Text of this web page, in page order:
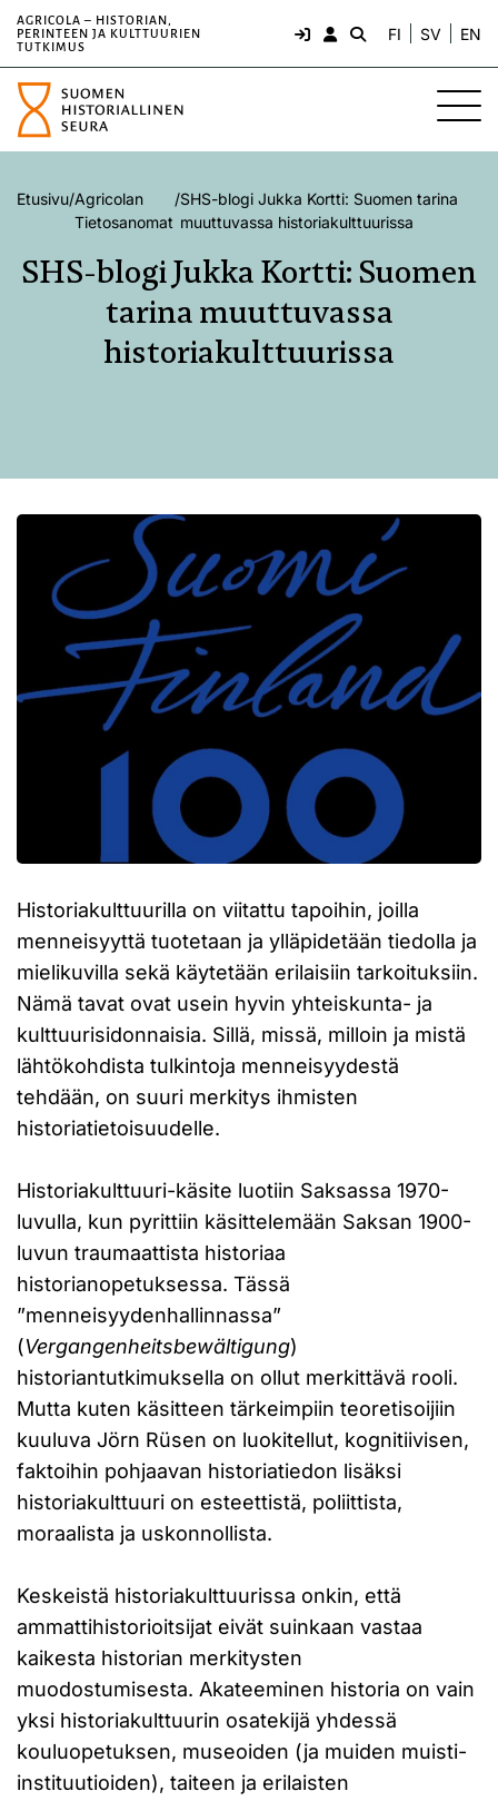
AGRICOLA – HISTORIAN,
PERINTEEN JA KULTTUURIEN
TUTKIMUS
FI SV EN
Etusivu/Agricolan
Tietosanomat
/SHS-blogi Jukka Kortti: Suomen tarina
muuttuvassa historiakulttuurissa
SHS-blogi Jukka Kortti: Suomen
tarina muuttuvassa
historiakulttuurissa
Historiakulttuurilla on viitattu tapoihin, joilla
menneisyyttä tuotetaan ja ylläpidetään tiedolla ja
mielikuvilla sekä käytetään erilaisiin tarkoituksiin.
Nämä tavat ovat usein hyvin yhteiskunta- ja
kulttuurisidonnaisia. Sillä, missä, milloin ja mistä
lähtökohdista tulkintoja menneisyydestä
tehdään, on suuri merkitys ihmisten
historiatietoisuudelle.
Historiakulttuuri-käsite luotiin Saksassa 1970-
luvulla, kun pyrittiin käsittelemään Saksan 1900-
luvun traumaattista historiaa
historianopetuksessa. Tässä
”menneisyydenhallinnassa”
(Vergangenheitsbewältigung)
historiantutkimuksella on ollut merkittävä rooli.
Mutta kuten käsitteen tärkeimpiin teoretisoijiin
kuuluva Jörn Rüsen on luokitellut, kognitiivisen,
faktoihin pohjaavan historiatiedon lisäksi
historiakulttuuri on esteettistä, poliittista,
moraalista ja uskonnollista.
Keskeistä historiakulttuurissa onkin, että
ammattihistorioitsijat eivät suinkaan vastaa
kaikesta historian merkitysten
muodostumisesta. Akateeminen historia on vain
yksi historiakulttuurin osatekijä yhdessä
kouluopetuksen, museoiden (ja muiden muisti-
instituutioiden), taiteen ja erilaisten